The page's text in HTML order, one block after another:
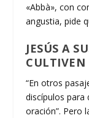
«Abbà», con
angustia, pide
JESÚS A
CULTIVEN
“En otros
discípulos para
oración”. Pero